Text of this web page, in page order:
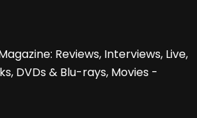
Reviews, Interviews, Live,
DVDs & Blu-rays, Movies -